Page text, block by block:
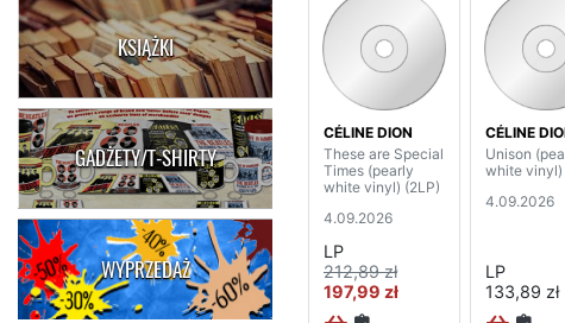
KSIĄŻKI
GADŻETY/T-SHIRTY
WYPRZEDAŻ
CÉLINE DION
These are Special
Times (pearly
white vinyl) (2LP)
4.09.2026
LP
212,89 zł
197,99 zł
CÉLINE
Unison
white vinyl)
4.09.2026
LP
133,89 zł